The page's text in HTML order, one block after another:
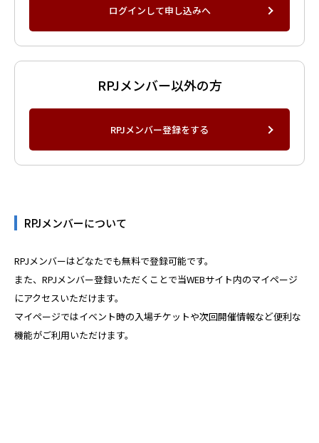
ログインして申し込みへ
RPJメンバー以外の方
RPJメンバー登録をする
RPJメンバーについて
RPJメンバーはどなたでも無料で登録可能です。
また、RPJメンバー登録いただくことで当WEBサイト内のマイページ
にアクセスいただけます。
マイページではイベント時の入場チケットや次回開催情報など便利な
機能がご利用いただけます。